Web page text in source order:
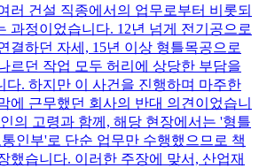
러 건설 직종에서의 업무로부터 비롯되
과정이었습니다. 12년 넘게 전기공으로
결하던 자세, 15년 이상 형틀목공으로
르던 작업 모두 허리에 상당한 부담을
다. 하지만 이 사건을 진행하며 마주한
에 근무했던 회사의 반대 의견이었습니
의 고령과 함께, 해당 현장에서는 '형틀
인부'로 단순 업무만 수행했으므로 책
했습니다. 이러한 주장에 맞서, 산업재